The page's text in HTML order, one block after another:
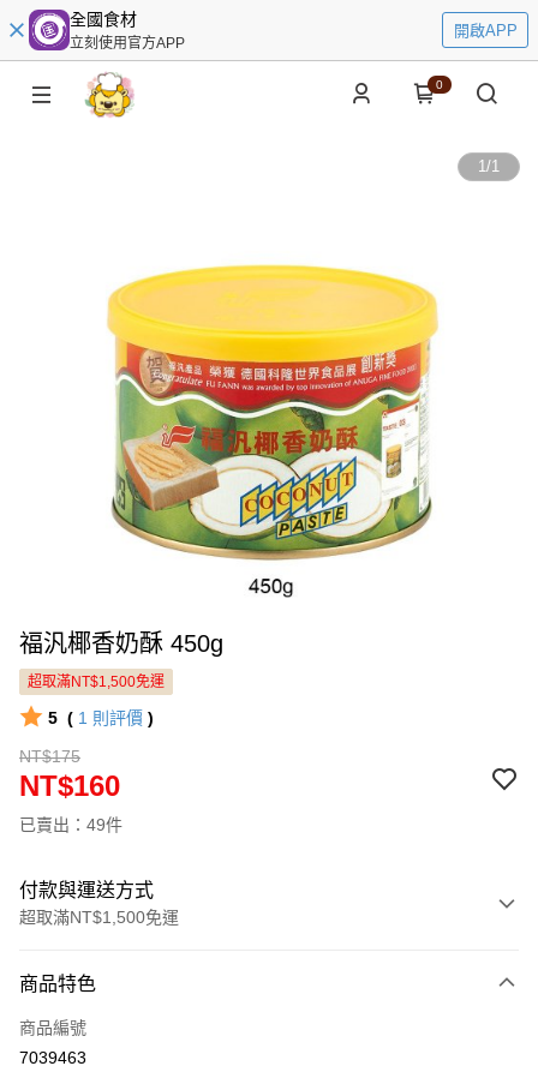
全國食材
立刻使用官方APP
開啟APP
0
1/1
福汎椰香奶酥 450g
超取滿NT$1,500免運
5 ( 1 則評價 )
NT$175
NT$160
已賣出：49件
付款與運送方式
超取滿NT$1,500免運
信用卡一次付款
LINE Pay
商品特色
商品編號
7039463